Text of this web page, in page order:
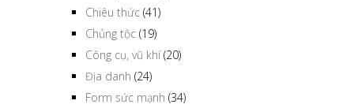
Chiêu thức (41)
Chủng tộc (19)
Công cụ, vũ khí(20)
Địa danh (24)
Form sức mạnh (34)